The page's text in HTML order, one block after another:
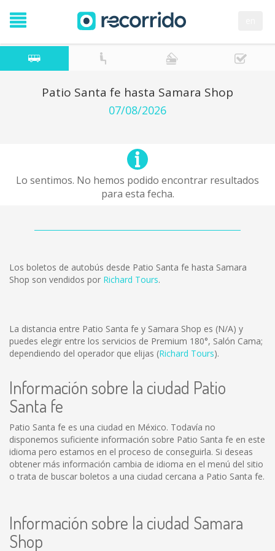
Patio Santa fe hasta Samara Shop
07/08/2026
Lo sentimos. No hemos podido encontrar resultados
para esta fecha.
Los boletos de autobús desde Patio Santa fe hasta Samara
Shop son vendidos por Richard Tours.
La distancia entre Patio Santa fe y Samara Shop es (N/A) y
puedes elegir entre los servicios de Premium 180°, Salón Cama;
dependiendo del operador que elijas (Richard Tours).
Información sobre la ciudad Patio
Santa fe
Patio Santa fe es una ciudad en México. Todavía no
disponemos suficiente información sobre Patio Santa fe en este
idioma pero estamos en el proceso de conseguirla. Si deseas
obtener más información cambia de idioma en el menú del sitio
o trata de buscar boletos a una ciudad cercana a Patio Santa fe.
Información sobre la ciudad Samara
Shop